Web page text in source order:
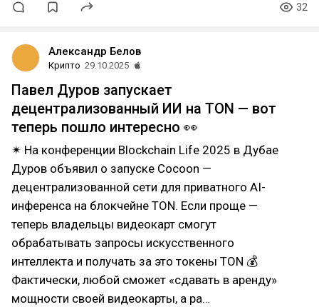
32
Александр Белов
Крипто 29.10.2025
Павел Дуров запускает
децентрализованный ИИ на TON — вот
теперь пошло интересно 👀
✴ На конференции Blockchain Life 2025 в Дубае
Дуров объявил о запуске Cocoon —
децентрализованной сети для приватного AI-
инференса на блокчейне TON. Если проще —
теперь владельцы видеокарт смогут
обрабатывать запросы искусственного
интеллекта и получать за это токены TON 💰
Фактически, любой сможет «сдавать в аренду»
мощности своей видеокарты, а ра…